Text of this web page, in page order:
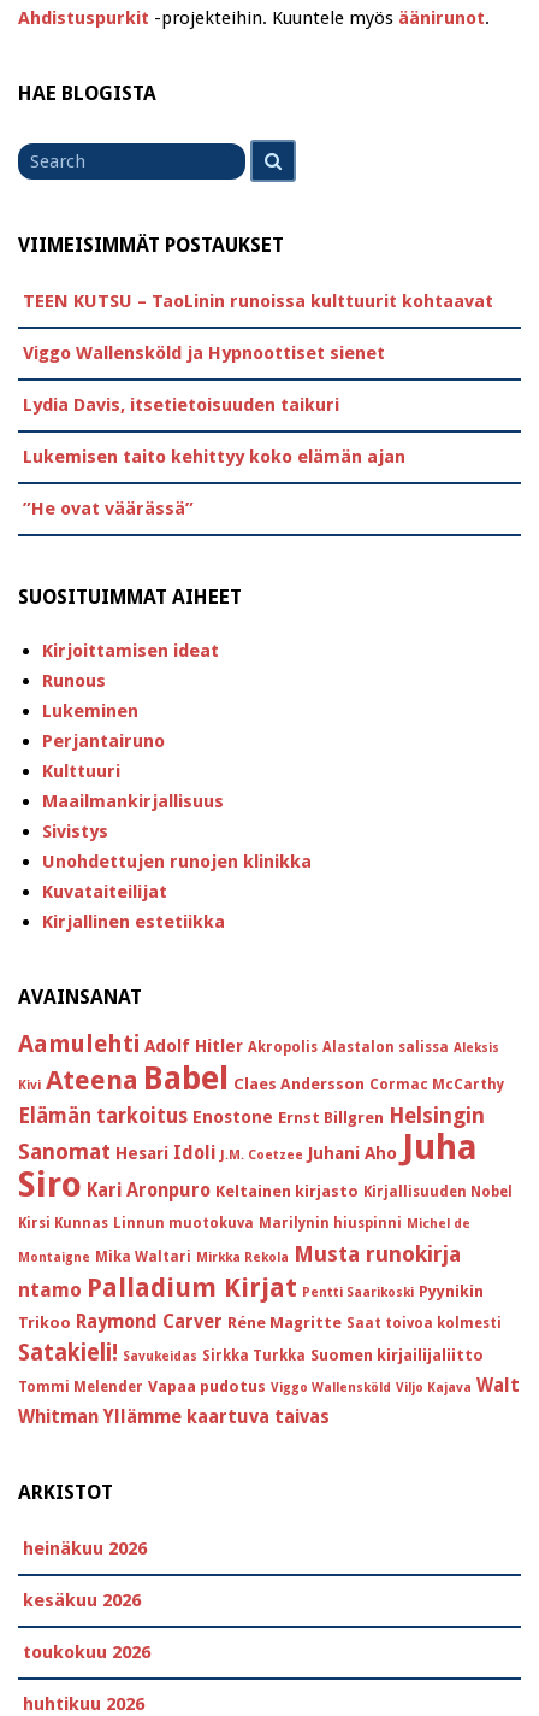
Ahdistuspurkit -projekteihin. Kuuntele myös äänirunot.
HAE BLOGISTA
Search
for
VIIMEISIMMÄT POSTAUKSET
TEEN KUTSU – TaoLinin runoissa kulttuurit kohtaavat
Viggo Wallensköld ja Hypnoottiset sienet
Lydia Davis, itsetietoisuuden taikuri
Lukemisen taito kehittyy koko elämän ajan
”He ovat väärässä”
SUOSITUIMMAT AIHEET
Kirjoittamisen ideat
Runous
Lukeminen
Perjantairuno
Kulttuuri
Maailmankirjallisuus
Sivistys
Unohdettujen runojen klinikka
Kuvataiteilijat
Kirjallinen estetiikka
AVAINSANAT
Aamulehti Adolf Hitler Akropolis Alastalon salissa Aleksis
Kivi Ateena Babel Claes Andersson Cormac McCarthy
Elämän tarkoitus Enostone Ernst Billgren Helsingin
Sanomat Hesari Idoli J.M. Coetzee Juhani Aho Juha
Siro Kari Aronpuro Keltainen kirjasto Kirjallisuuden Nobel
Kirsi Kunnas Linnun muotokuva Marilynin hiuspinni Michel de
Montaigne Mika Waltari Mirkka Rekola Musta runokirja
ntamo Palladium Kirjat Pentti Saarikoski Pyynikin
Trikoo Raymond Carver Réne Magritte Saat toivoa kolmesti
Satakieli! Savukeidas Sirkka Turkka Suomen kirjailijaliitto
Tommi Melender Vapaa pudotus Viggo Wallensköld Viljo Kajava Walt
Whitman Yllämme kaartuva taivas
ARKISTOT
heinäkuu 2026
kesäkuu 2026
toukokuu 2026
huhtikuu 2026